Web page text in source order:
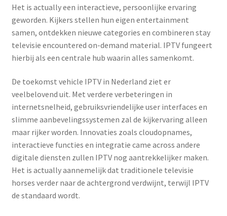
Het is actually een interactieve, persoonlijke ervaring
geworden. Kijkers stellen hun eigen entertainment
samen, ontdekken nieuwe categories en combineren stay
televisie encountered on-demand material. IPTV fungeert
hierbij als een centrale hub waarin alles samenkomt.
De toekomst vehicle IPTV in Nederland ziet er
veelbelovend uit. Met verdere verbeteringen in
internetsnelheid, gebruiksvriendelijke user interfaces en
slimme aanbevelingssystemen zal de kijkervaring alleen
maar rijker worden. Innovaties zoals cloudopnames,
interactieve functies en integratie came across andere
digitale diensten zullen IPTV nog aantrekkelijker maken.
Het is actually aannemelijk dat traditionele televisie
horses verder naar de achtergrond verdwijnt, terwijl IPTV
de standaard wordt.